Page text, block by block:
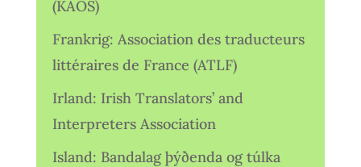
(KAOS)
Frankrig: Association des traducteurs
littéraires de France (ATLF)
Irland: Irish Translators’ and
Interpreters Association
Island: Bandalag þýðenda og túlka